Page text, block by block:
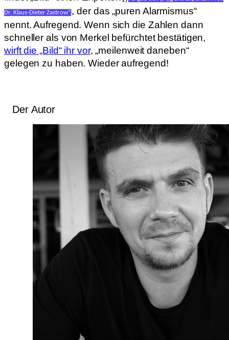
Dr. Klaus-Dieter Zastrow“., der das „puren Alarmismus“
nennt. Aufregend. Wenn sich die Zahlen dann
schneller als von Merkel befürchtet bestätigen,
wirft die „Bild“ ihr vor, „meilenweit daneben“
gelegen zu haben. Wieder aufregend!
Der Autor